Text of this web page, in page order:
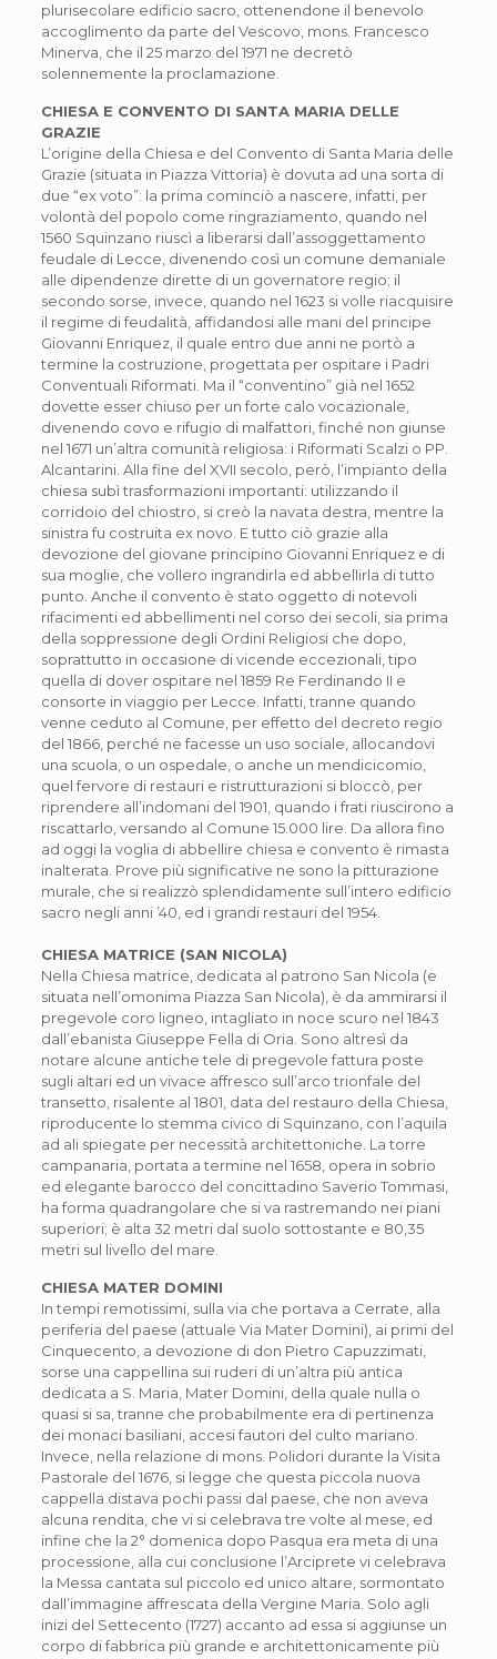
plurisecolare edificio sacro, ottenendone il benevolo
accoglimento da parte del Vescovo, mons. Francesco
Minerva, che il 25 marzo del 1971 ne decretò
solennemente la proclamazione.
CHIESA E CONVENTO DI SANTA MARIA DELLE
GRAZIE
L’origine della Chiesa e del Convento di Santa Maria delle
Grazie (situata in Piazza Vittoria) è dovuta ad una sorta di
due “ex voto”: la prima cominciò a nascere, infatti, per
volontà del popolo come ringraziamento, quando nel
1560 Squinzano riuscì a liberarsi dall’assoggettamento
feudale di Lecce, divenendo così un comune demaniale
alle dipendenze dirette di un governatore regio; il
secondo sorse, invece, quando nel 1623 si volle riacquisire
il regime di feudalità, affidandosi alle mani del principe
Giovanni Enriquez, il quale entro due anni ne portò a
termine la costruzione, progettata per ospitare i Padri
Conventuali Riformati. Ma il “conventino” già nel 1652
dovette esser chiuso per un forte calo vocazionale,
divenendo covo e rifugio di malfattori, finché non giunse
nel 1671 un’altra comunità religiosa: i Riformati Scalzi o PP.
Alcantarini. Alla fine del XVII secolo, però, l’impianto della
chiesa subì trasformazioni importanti: utilizzando il
corridoio del chiostro, si creò la navata destra, mentre la
sinistra fu costruita ex novo. E tutto ciò grazie alla
devozione del giovane principino Giovanni Enriquez e di
sua moglie, che vollero ingrandirla ed abbellirla di tutto
punto. Anche il convento è stato oggetto di notevoli
rifacimenti ed abbellimenti nel corso dei secoli, sia prima
della soppressione degli Ordini Religiosi che dopo,
soprattutto in occasione di vicende eccezionali, tipo
quella di dover ospitare nel 1859 Re Ferdinando II e
consorte in viaggio per Lecce. Infatti, tranne quando
venne ceduto al Comune, per effetto del decreto regio
del 1866, perché ne facesse un uso sociale, allocandovi
una scuola, o un ospedale, o anche un mendicicomio,
quel fervore di restauri e ristrutturazioni si bloccò, per
riprendere all’indomani del 1901, quando i frati riuscirono a
riscattarlo, versando al Comune 15.000 lire. Da allora fino
ad oggi la voglia di abbellire chiesa e convento è rimasta
inalterata. Prove più significative ne sono la pitturazione
murale, che si realizzò splendidamente sull’intero edificio
sacro negli anni ’40, ed i grandi restauri del 1954.
CHIESA MATRICE (SAN NICOLA)
Nella Chiesa matrice, dedicata al patrono San Nicola (e
situata nell’omonima Piazza San Nicola), è da ammirarsi il
pregevole coro ligneo, intagliato in noce scuro nel 1843
dall’ebanista Giuseppe Fella di Oria. Sono altresì da
notare alcune antiche tele di pregevole fattura poste
sugli altari ed un vivace affresco sull’arco trionfale del
transetto, risalente al 1801, data del restauro della Chiesa,
riproducente lo stemma civico di Squinzano, con l’aquila
ad ali spiegate per necessità architettoniche. La torre
campanaria, portata a termine nel 1658, opera in sobrio
ed elegante barocco del concittadino Saverio Tommasi,
ha forma quadrangolare che si va rastremando nei piani
superiori; è alta 32 metri dal suolo sottostante e 80,35
metri sul livello del mare.
CHIESA MATER DOMINI
In tempi remotissimi, sulla via che portava a Cerrate, alla
periferia del paese (attuale Via Mater Domini), ai primi del
Cinquecento, a devozione di don Pietro Capuzzimati,
sorse una cappellina sui ruderi di un’altra più antica
dedicata a S. Maria, Mater Domini, della quale nulla o
quasi si sa, tranne che probabilmente era di pertinenza
dei monaci basiliani, accesi fautori del culto mariano.
Invece, nella relazione di mons. Polidori durante la Visita
Pastorale del 1676, si legge che questa piccola nuova
cappella distava pochi passi dal paese, che non aveva
alcuna rendita, che vi si celebrava tre volte al mese, ed
infine che la 2° domenica dopo Pasqua era meta di una
processione, alla cui conclusione l’Arciprete vi celebrava
la Messa cantata sul piccolo ed unico altare, sormontato
dall’immagine affrescata della Vergine Maria. Solo agli
inizi del Settecento (1727) accanto ad essa si aggiunse un
corpo di fabbrica più grande e architettonicamente più